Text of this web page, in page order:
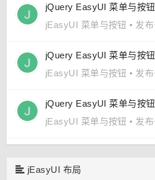
jQuery EasyUI 菜单与按
jEasyUI 菜单与按钮 • 发
jQuery EasyUI 菜单与按
jEasyUI 菜单与按钮 • 发
jQuery EasyUI 菜单与按
jEasyUI 菜单与按钮 • 发
jEasyUI 布局